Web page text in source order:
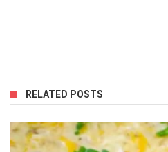
RELATED POSTS